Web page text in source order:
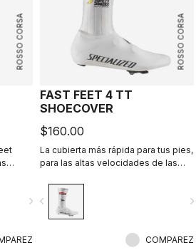
ROSSO CORSA
navigate_next
ROSSO CORSA
FAST FEET 4 TT
SHOECOVER
$160.00
La cubierta más rápida para tus pies,
para las altas velocidades de las
navigate_before
COMPAREZ